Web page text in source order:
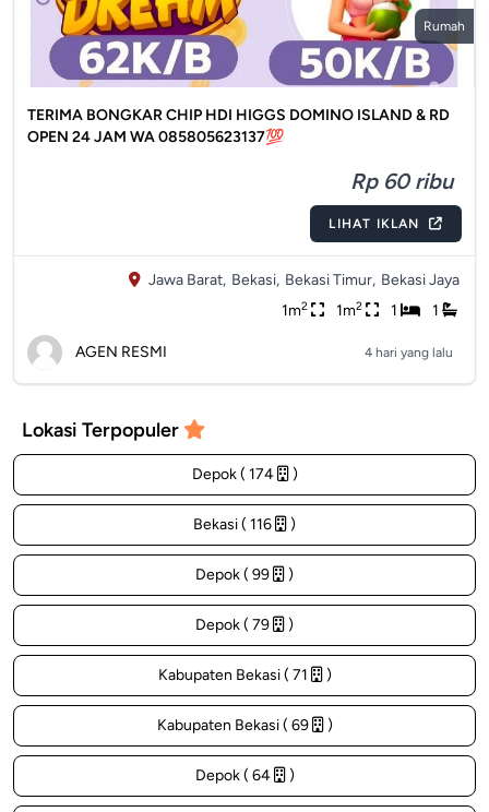
Rumah
TERIMA BONGKAR CHIP HDI HIGGS DOMINO ISLAND & RD
OPEN 24 JAM WA 085805623137💯
Rp 60 ribu
LIHAT IKLAN
Jawa Barat, Bekasi, Bekasi Timur, Bekasi Jaya
1m2 1m2 1 1
AGEN RESMI 4 hari yang lalu
Lokasi Terpopuler
Depok ( 174 )
Bekasi ( 116 )
Depok ( 99 )
Depok ( 79 )
Kabupaten Bekasi ( 71 )
Kabupaten Bekasi ( 69 )
Depok ( 64 )